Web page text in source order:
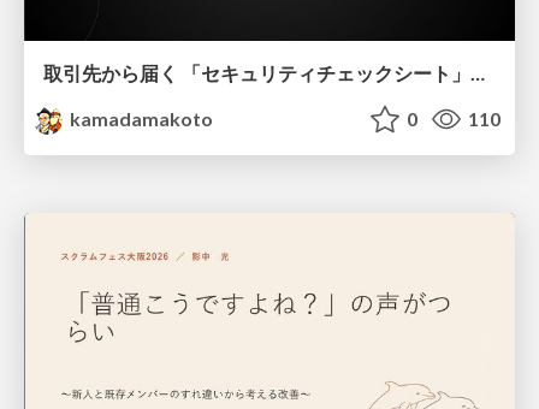
取引先から届く 「セキュリティチェックシート」の読み解き方
kamadamakoto
0 110